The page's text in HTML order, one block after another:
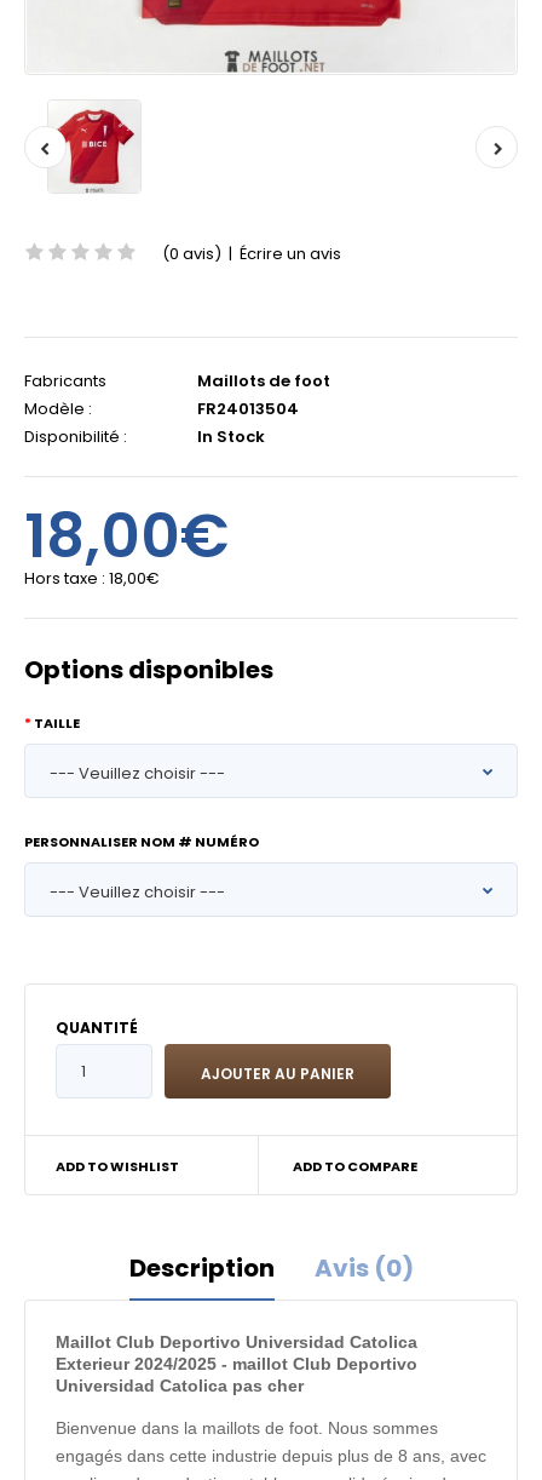
(0 avis) | Écrire un avis
Fabricants
Maillots de foot
Modèle :
FR24013504
Disponibilité :
In Stock
18,00€
Hors taxe : 18,00€
Options disponibles
TAILLE
PERSONNALISER NOM # NUMÉRO
QUANTITÉ
ADD TO WISHLIST ADD TO COMPARE
Description Avis (0)
Maillot Club Deportivo Universidad Catolica
Exterieur 2024/2025 - maillot Club Deportivo
Universidad Catolica pas cher
Bienvenue dans la maillots de foot. Nous sommes
engagés dans cette industrie depuis plus de 8 ans, avec